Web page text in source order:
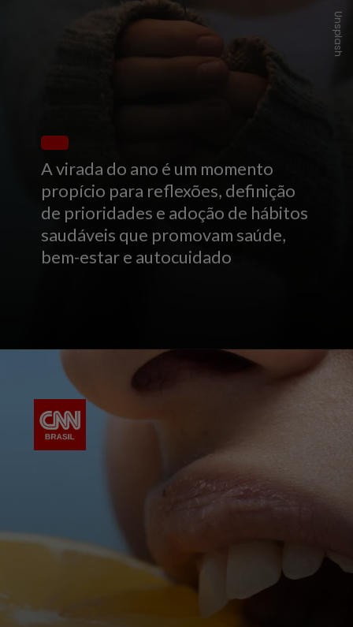
A virada do ano é um momento
propício para reflexões, definição
de prioridades e adoção de hábitos
saudáveis que promovam saúde,
bem-estar e autocuidado
Unsplash